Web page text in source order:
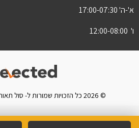
א'-ה' 17:00-07:30
ו' 12:00-08:00
© 2026 כל הזכויות שמורות ל- סול תאורה